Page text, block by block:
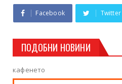
Facebook Twitter
ПОДОБНИ НОВИНИ
кафенето